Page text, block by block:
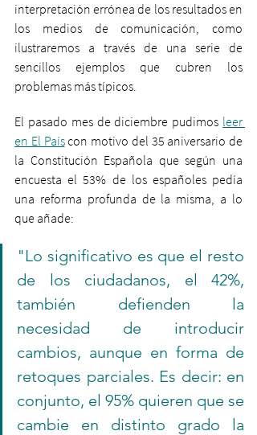
interpretación errónea de los resultados en
los medios de comunicación, como
ilustraremos a través de una serie de
sencillos ejemplos que cubren los
problemas más típicos.
El pasado mes de diciembre pudimos leer
en El País con motivo del 35 aniversario de
la Constitución Española que según una
encuesta el 53% de los españoles pedía
una reforma profunda de la misma, a lo
que añade:
"Lo significativo es que el resto
de los ciudadanos, el 42%,
también defienden la
necesidad de introducir
cambios, aunque en forma de
retoques parciales. Es decir: en
conjunto, el 95% quieren que se
cambie en distinto grado la